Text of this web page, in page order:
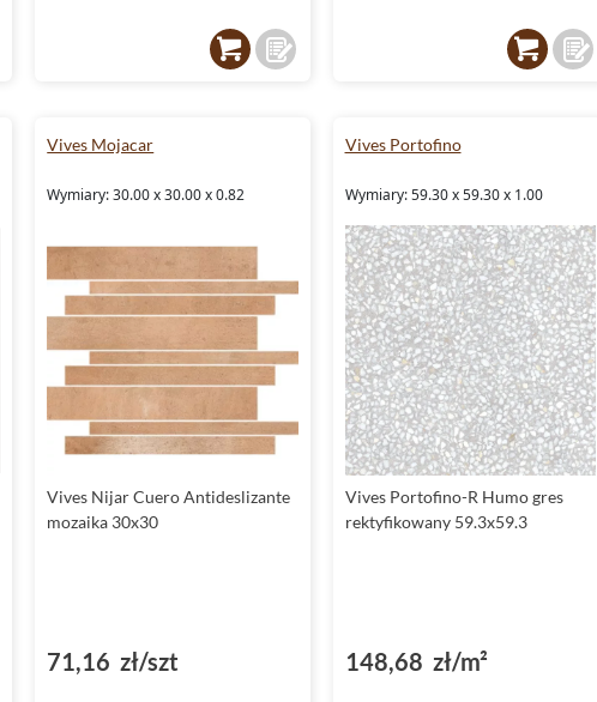
Vives Mojacar
Wymiary: 30.00 x 30.00 x 0.82
Vives Nijar Cuero Antideslizante
mozaika 30x30
71,16 zł/szt
Vives Portofino
Wymiary: 59.30 x 59.30 x 1.00
Vives Portofino-R Humo gres
rektyfikowany 59.3x59.3
148,68 zł/m²